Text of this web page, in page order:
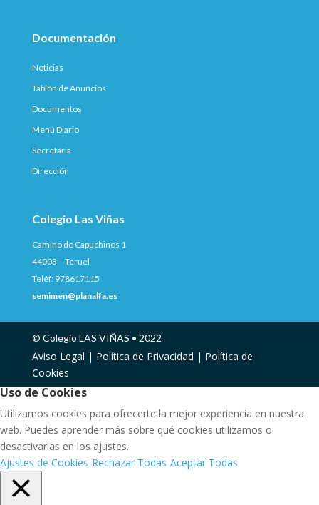
Documentación
Noticias
Tablón de Anuncios
Documentos
Menú Diario
Secretaría
Dirección
Colegio Las Viñas
Camino de Capuchinos 1
44003 – Teruel
Teléf: 978617115
semimen@planalfa.es
© Colegio LAS VIÑAS • 2022
Aviso Legal | Política de Privacidad | Política de
Cookies
Uso de Cookies
Utilizamos cookies para ofrecerte la mejor experiencia en nuestra
web. Puedes aprender más sobre qué cookies utilizamos o
desactivarlas en los ajustes.
Ajustes de Cookies Rechazar Todas Aceptar Todas